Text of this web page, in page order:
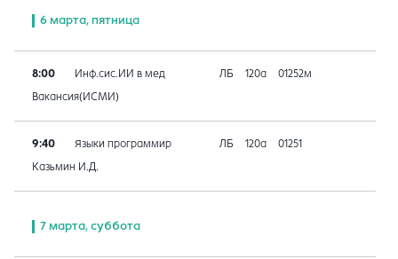
6 марта, пятница
8:00 Инф.сис.ИИ в мед ЛБ 120а 01252м
Вакансия(ИСМИ)
9:40 Языки программир ЛБ 120а 01251
Казьмин И.Д.
7 марта, суббота